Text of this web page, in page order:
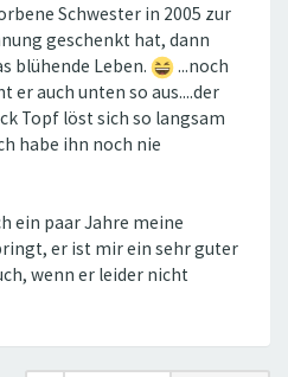
Schwester in 2005 zur
geschenkt hat, dann
blühende Leben.
...noch
er auch unten so aus....der
Topf löst sich so langsam
habe ihn noch nie
ein paar Jahre meine
er ist mir ein sehr guter
wenn er leider nicht